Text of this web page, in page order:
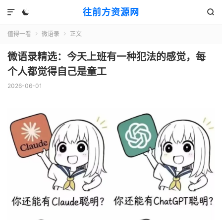
往前方资源网
 

值得一看  微语录  正文
微语录精选：今天上班有一种犯法的感觉，每
个人都觉得自己是童工
2026-06-01